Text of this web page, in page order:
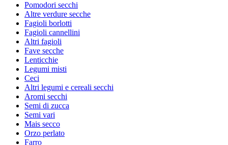
Pomodori secchi
Altre verdure secche
Fagioli borlotti
Fagioli cannellini
Altri fagioli
Fave secche
Lenticchie
Legumi misti
Ceci
Altri legumi e cereali secchi
Aromi secchi
Semi di zucca
Semi vari
Mais secco
Orzo perlato
Farro